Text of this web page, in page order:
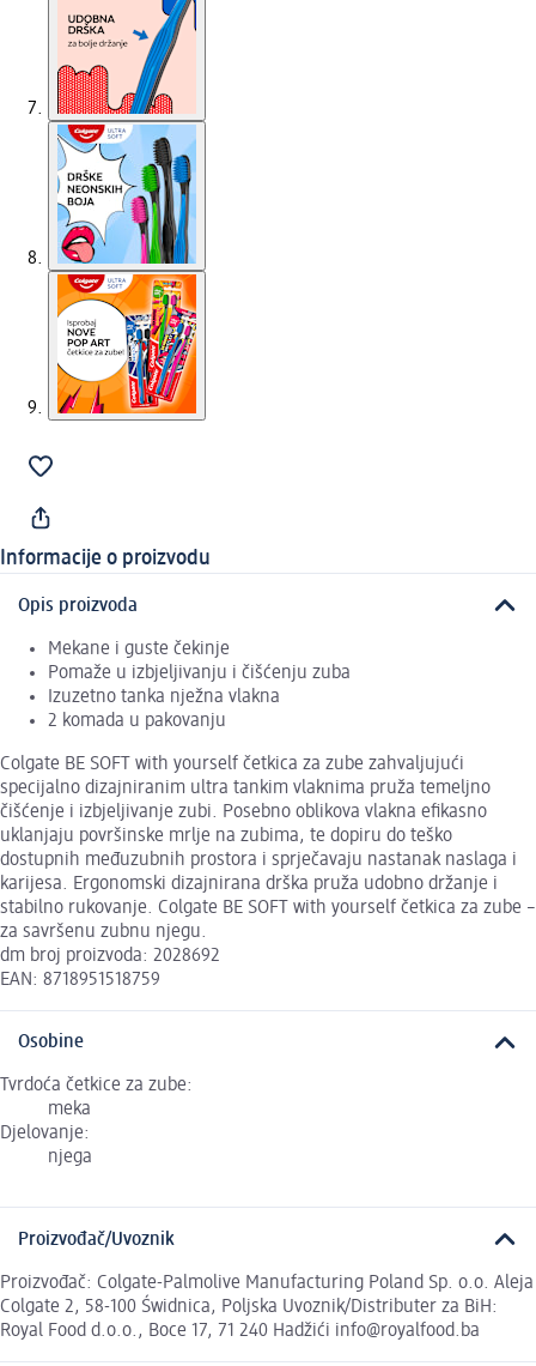
Informacije o proizvodu
Opis proizvoda
Mekane i guste čekinje
Pomaže u izbjeljivanju i čišćenju zuba
Izuzetno tanka nježna vlakna
2 komada u pakovanju
Colgate BE SOFT with yourself četkica za zube zahvaljujući
specijalno dizajniranim ultra tankim vlaknima pruža temeljno
čišćenje i izbjeljivanje zubi. Posebno oblikova vlakna efikasno
uklanjaju površinske mrlje na zubima, te dopiru do teško
dostupnih međuzubnih prostora i sprječavaju nastanak naslaga i
karijesa. Ergonomski dizajnirana drška pruža udobno držanje i
stabilno rukovanje. Colgate BE SOFT with yourself četkica za zube –
za savršenu zubnu njegu.
dm broj proizvoda: 2028692
EAN: 8718951518759
Osobine
Tvrdoća četkice za zube:
meka
Djelovanje:
njega
Proizvođač/Uvoznik
Proizvođač: Colgate-Palmolive Manufacturing Poland Sp. o.o. Aleja
Colgate 2, 58-100 Świdnica, Poljska Uvoznik/Distributer za BiH:
Royal Food d.o.o., Boce 17, 71 240 Hadžići info@royalfood.ba